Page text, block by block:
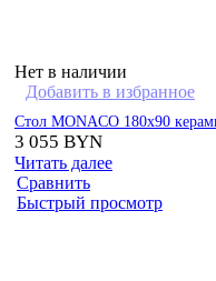
Нет в наличии
Добавить в избранное
Стол MONACO 180х90
3 055 BYN
Читать далее
Сравнить
Быстрый просмотр